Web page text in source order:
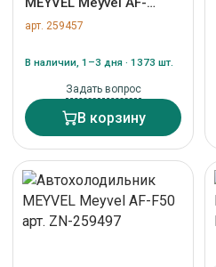
DB40X арт. ZN-259457
арт. 259457
В наличии, 1–3 дня · 1373 шт.
Задать вопрос
В корзину